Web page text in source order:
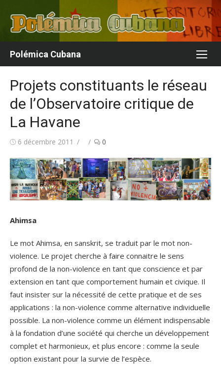
contenu
Polémica Cubana
Projets constituants le réseau
de l’Observatoire critique de
La Havane
Publié6 décembre 2011 Auteur/autrice
0
Ahimsa
Le mot Ahimsa, en sanskrit, se traduit par le mot non-
violence. Le projet cherche à faire connaitre le sens
profond de la non-violence en tant que conscience et par
extension en tant que comportement humain et civique. Il
faut insister sur la nécessité de cette pratique et de ses
applications : la non-violence comme alternative individuelle
possible. La non-violence comme un élément indispensable
à la fondation d’une société qui cherche un développement
complet et harmonieux, et plus encore : comme la seule
option existant pour la survie de l’espèce.